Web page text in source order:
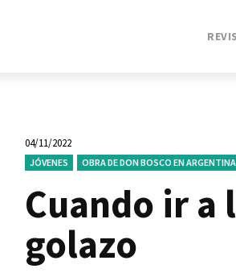
04/11/2022
JÓVENES OBRA DE DON BOSCO EN ARGENTINA
Cuando ir a
golazo